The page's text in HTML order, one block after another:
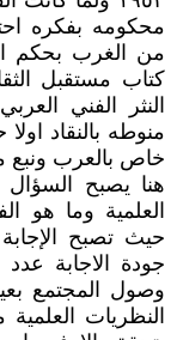
محكومه بفكره
كتاب مستقبل
النثر الفني
منوطه بالنقاد
خاص بالعرب ونبع
هنا يصبح
العلمية وما هو
حيث تصبح
جودة الاجابة
وصول المجتمع
النظريات